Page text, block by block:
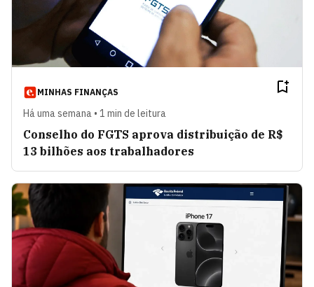
MINHAS FINANÇAS
Há uma semana • 1 min de leitura
Conselho do FGTS aprova distribuição de R$
13 bilhões aos trabalhadores